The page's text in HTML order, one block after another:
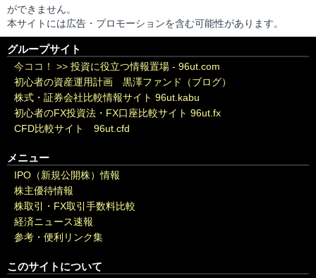
ができません。
本サイトには広告・プロモーションを含む可能性があります。
グループサイト
今ココ！ >> 投資に役立つ情報置場 - 96ut.com
初心者の資産運用計画 黒澤ファンド（ブログ）
株式・証券会社比較情報サイト 96ut.kabu
初心者のFX投資法・FX口座比較サイト 96ut.fx
CFD比較サイト 96ut.cfd
メニュー
IPO（新規公開株）情報
株主優待情報
株取引・FX取引手数料比較
経済ニュース速報
参考・便利リンク集
このサイトについて